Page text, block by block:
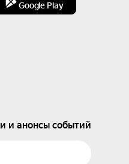
Google Play
и анонсы событий